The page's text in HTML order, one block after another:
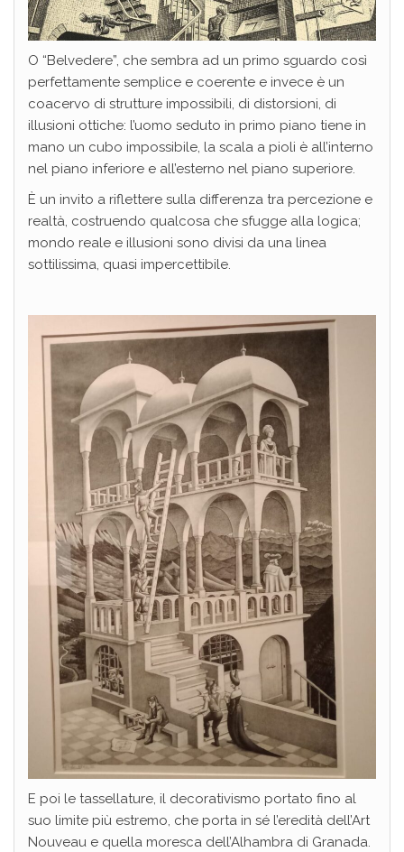
O “Belvedere”, che sembra ad un primo sguardo così
perfettamente semplice e coerente e invece è un
coacervo di strutture impossibili, di distorsioni, di
illusioni ottiche: l’uomo seduto in primo piano tiene in
mano un cubo impossibile, la scala a pioli è all’interno
nel piano inferiore e all’esterno nel piano superiore.
È un invito a riflettere sulla differenza tra percezione e
realtà, costruendo qualcosa che sfugge alla logica;
mondo reale e illusioni sono divisi da una linea
sottilissima, quasi impercettibile.
E poi le tassellature, il decorativismo portato fino al
suo limite più estremo, che porta in sé l’eredità dell’Art
Nouveau e quella moresca dell’Alhambra di Granada.